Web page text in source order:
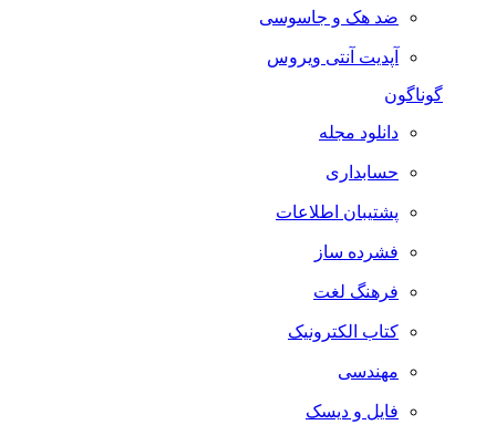
ضد هک و جاسوسی
آپدیت آنتی ویروس
گوناگون
دانلود مجله
حسابداری
پشتیبان اطلاعات
فشرده ساز
فرهنگ لغت
کتاب الکترونیک
مهندسی
فایل و دیسک